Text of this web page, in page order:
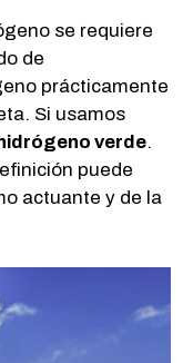
se requiere
de
prácticamente
Si usamos
verde.
puede
actuante y de la